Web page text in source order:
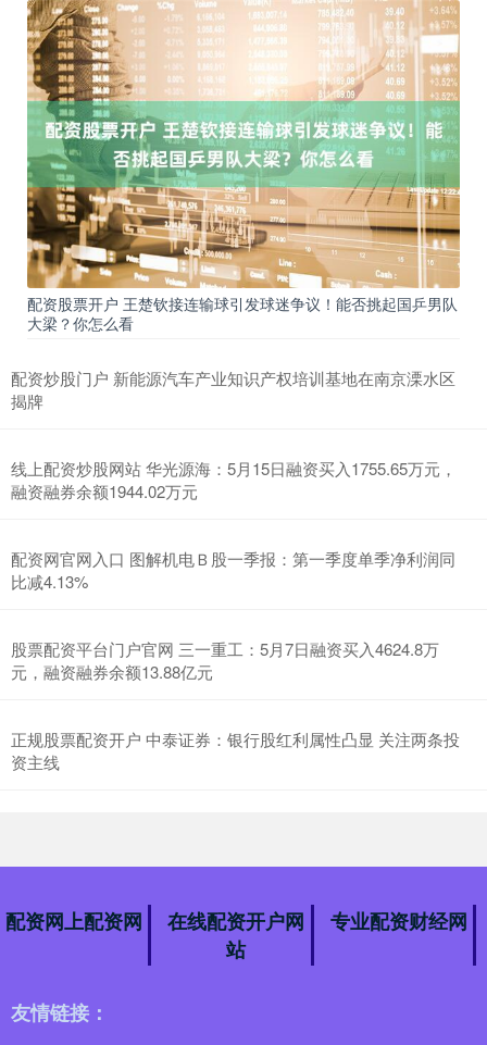
配资股票开户 王楚钦接连输球引发球迷争议！能否挑起国乒男队
大梁？你怎么看
配资炒股门户 新能源汽车产业知识产权培训基地在南京溧水区
揭牌
线上配资炒股网站 华光源海：5月15日融资买入1755.65万元，
融资融券余额1944.02万元
配资网官网入口 图解机电Ｂ股一季报：第一季度单季净利润同
比减4.13%
股票配资平台门户官网 三一重工：5月7日融资买入4624.8万
元，融资融券余额13.88亿元
正规股票配资开户 中泰证券：银行股红利属性凸显 关注两条投
资主线
配资网上配资网
在线配资开户网
站
专业配资财经网
友情链接：